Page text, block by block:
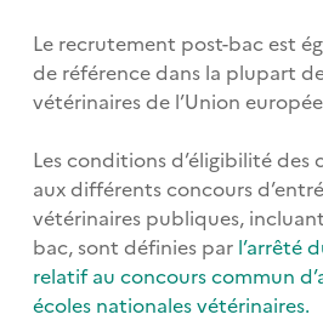
Le recrutement post-bac est
de référence dans la plupart
vétérinaires de l’Union
Les conditions d’éligibilité des
aux différents concours
vétérinaires publiques,
bac, sont définies par l’arrêté
relatif au concours commun
écoles nationales vétérinaires.